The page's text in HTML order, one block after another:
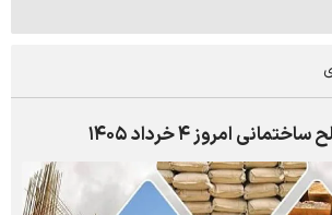
امروز ۴ خرداد ۱۴۰۵